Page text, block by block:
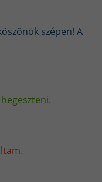
17V - 4 méteres
a
1,6 mm – 4,0 mm-es
így nem kell külön
szépen! A